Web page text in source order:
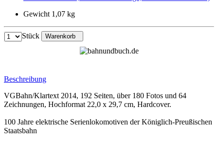
Gewicht 1,07 kg
Stück Warenkorb
Beschreibung
VGBahn/Klartext 2014, 192 Seiten, über 180 Fotos und 64
Zeichnungen, Hochformat 22,0 x 29,7 cm, Hardcover.
100 Jahre elektrische Serienlokomotiven der Königlich-Preußischen
Staatsbahn